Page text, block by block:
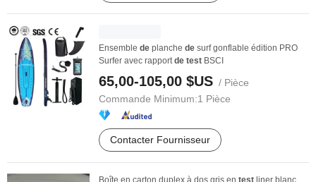
Ensemble de planche de surf gonflable édition PRO
Surfer avec rapportde test BSCI
65,00-105,00 $US / Pièce
Commande Minimum:1 Pièce
Contacter Fournisseur
Boîte en carton duplex à dos gris en test liner blanc